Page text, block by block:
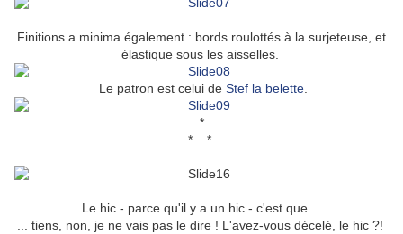
Finitions a minima également : bords roulottés à la surjeteuse, et
élastique sous les aisselles.
Le patron est celui de Stef la belette
*
* *
Le hic - parce qu'il y a un hic - c'est que ....
... tiens, non, je ne vais pas le dire ! L'avez-vous décelé, le hic ?!